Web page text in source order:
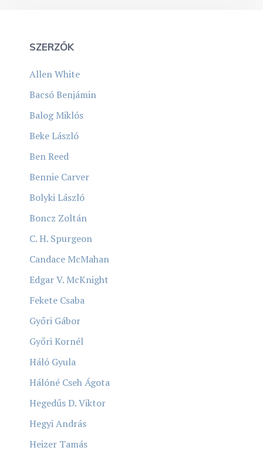
SZERZŐK
Allen White
Bacsó Benjámin
Balog Miklós
Beke László
Ben Reed
Bennie Carver
Bolyki László
Boncz Zoltán
C. H. Spurgeon
Candace McMahan
Edgar V. McKnight
Fekete Csaba
Győri Gábor
Győri Kornél
Háló Gyula
Hálóné Cseh Ágota
Hegedűs D. Viktor
Hegyi András
Heizer Tamás